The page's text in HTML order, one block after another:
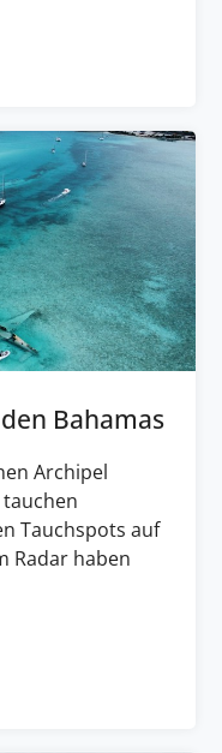
Bahamas
Archipel
Tauchspots auf
Radar haben